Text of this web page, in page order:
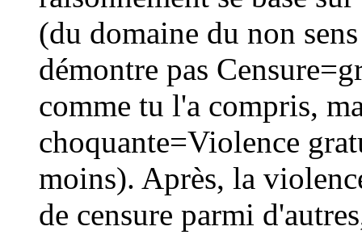
(du domaine du non
démontre pas
comme tu l'a compris,
choquante=Violence
moins). Après, la
de censure parmi